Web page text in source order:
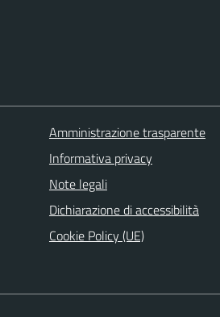
Amministrazione trasparente
Informativa privacy
Note legali
Dichiarazione di accessibilità
Cookie Policy (UE)